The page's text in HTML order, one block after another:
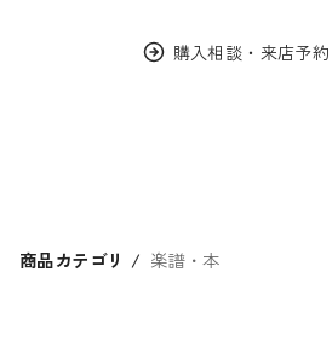
購入相談・来店予
商品カテゴリ 楽譜・本